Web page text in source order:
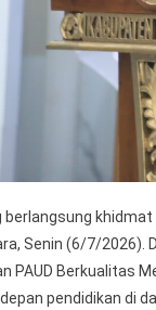
berlangsung
Senin (6/7/2026).
PAUD Berkualitas
pendidikan di